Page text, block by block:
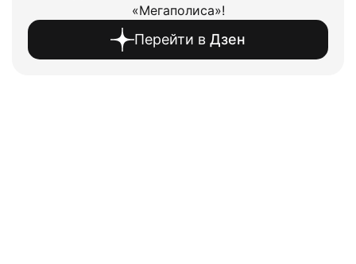
«Мегаполиса»!
Перейти в Дзен